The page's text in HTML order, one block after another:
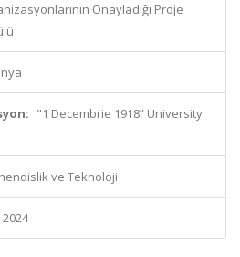
Onayladığı Proje
"1 Decembrie 1918” University
ve Teknoloji